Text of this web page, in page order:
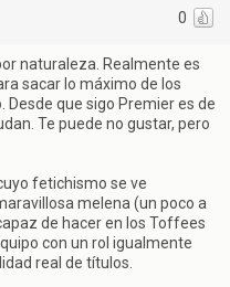
0
naturaleza. Realmente es
sacar lo máximo de los
Desde que sigo Premier es de
Te puede no gustar, pero
fetichismo se ve
melena (un poco a
de hacer en los Toffees
con un rol igualmente
real de títulos.